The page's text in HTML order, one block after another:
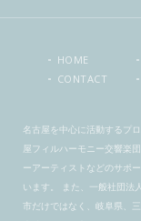
HOME
CONTACT
名古屋を中心に活動するプ
屋フィルハーモニー交響楽
ーアーティストなどのサポ
います。 また、一般社団法
市だけではなく、岐阜県、